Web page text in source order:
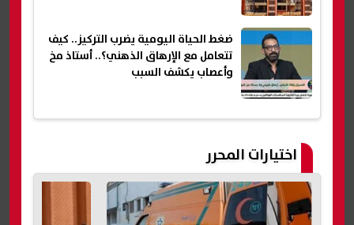
ضغط الحياة اليومية يضرب التركيز.. كيف
تتعامل مع الإرهاق الذهني؟.. أستاذ مخ
وأعصاب يكشف السبب
اختيارات المحرر